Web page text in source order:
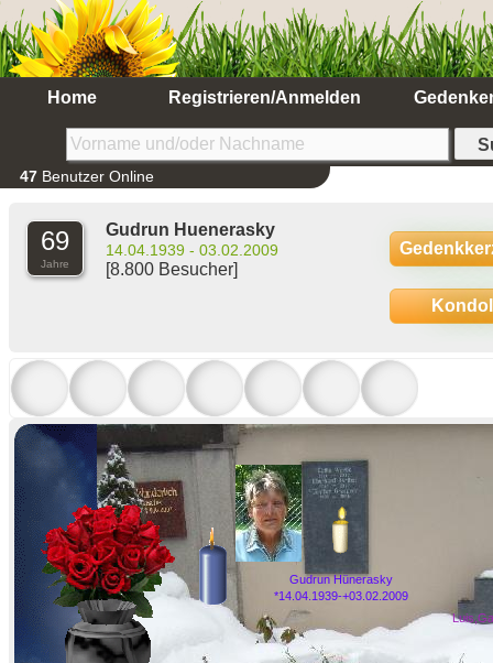
Home Registrieren/Anmelden
47 Benutzer Online
69
Jahre
Gudrun Huenerasky
14.04.1939 - 03.02.2009
[8.800 Besucher]
Gudrun Hünerasky
*14.04.1939-+03.02.2009